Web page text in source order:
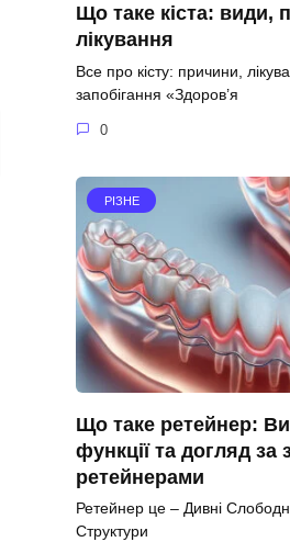
Що таке кіста: види,
лікування
Все про кісту: причини,
запобігання «Здоров’я
0
РІЗНЕ
Що таке ретейнер:
функції та догляд за
ретейнерами
Ретейнер це – Дивні
Структури